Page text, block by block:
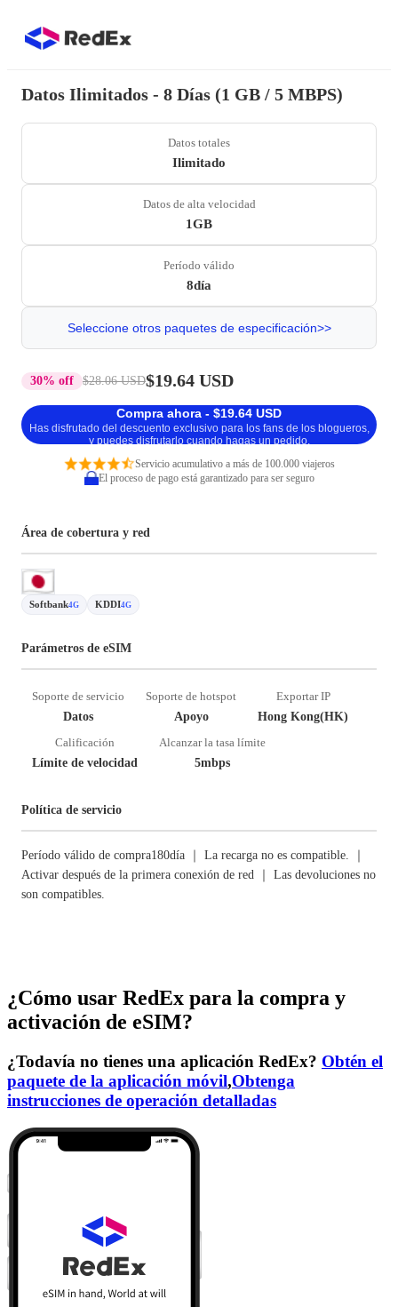
Datos Ilimitados - 8 Días (1 GB / 5 MBPS)
Datos totales
Ilimitado
Datos de alta velocidad
1GB
Período válido
8día
Seleccione otros paquetes de especificación>>
30% off $28.06 USD$19.64 USD
Compra ahora - $19.64 USD
Has disfrutado del descuento exclusivo para los fans de los blogueros,
y puedes disfrutarlo cuando hagas un pedido.
Servicio acumulativo a más de 100.000 viajeros
El proceso de pago está garantizado para ser seguro
Área de cobertura y red
Softbank4G KDDI4G
Parámetros de eSIM
Soporte de servicio
Datos
Soporte de hotspot
Apoyo
Exportar IP
Hong Kong(HK)
Calificación
Límite de velocidad
Alcanzar la tasa límite
5mbps
Política de servicio
Período válido de compra180día ｜ La recarga no es compatible. ｜
Activar después de la primera conexión de red ｜ Las devoluciones no
son compatibles.
¿Cómo usar RedEx para la compra y
activación de eSIM?
¿Todavía no tienes una aplicación RedEx? Obtén el
paquete de la aplicación móvil,Obtenga
instrucciones de operación detalladas